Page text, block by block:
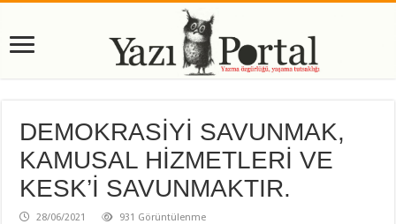
DEMOKRASİYİ SAVUNMAK,
KAMUSAL HİZMETLERİ VE
KESK’İ SAVUNMAKTIR.
28/06/2021 931 Görüntülenme